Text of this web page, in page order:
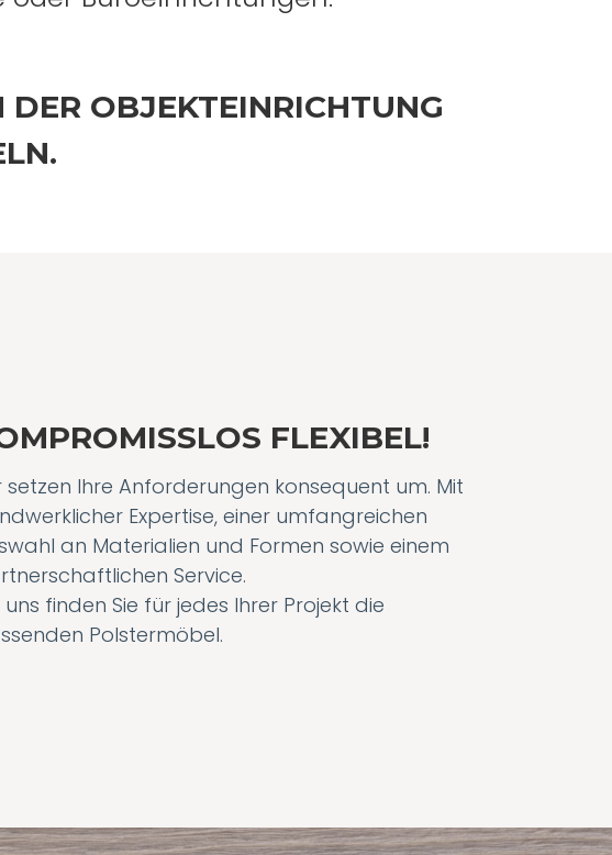
OBJEKTEINRICHTUNG
FLEXIBEL!
setzen Ihre Anforderungen konsequent um. Mit
Expertise, einer umfangreichen
an Materialien und Formen sowie einem
Service.
uns finden Sie für jedes Ihrer Projekt die
Polstermöbel.